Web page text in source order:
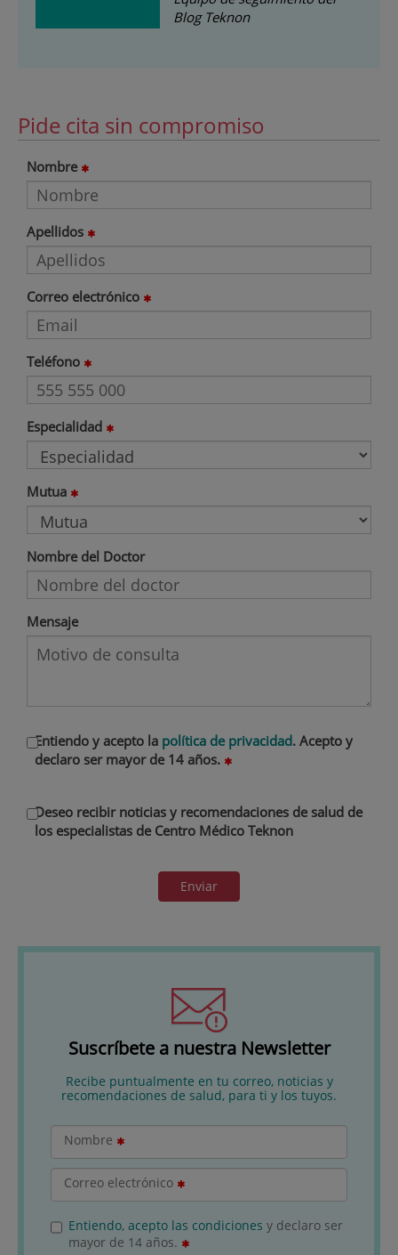
Blog Teknon
Pide cita sin compromiso
Nombre
Apellidos
Correo electrónico
Teléfono
Especialidad
Mutua
Nombre del Doctor
Mensaje
Entiendo y acepto la política de privacidad. Acepto y
declaro ser mayor de 14 años.
Deseo recibir noticias y recomendaciones de salud de
los especialistas de Centro Médico Teknon
Enviar
Suscríbete a nuestra Newsletter
Recibe puntualmente en tu correo, noticias y
recomendaciones de salud, para ti y los tuyos.
Nombre
Correo electrónico
Entiendo, acepto las condiciones y declaro ser
mayor de 14 años.